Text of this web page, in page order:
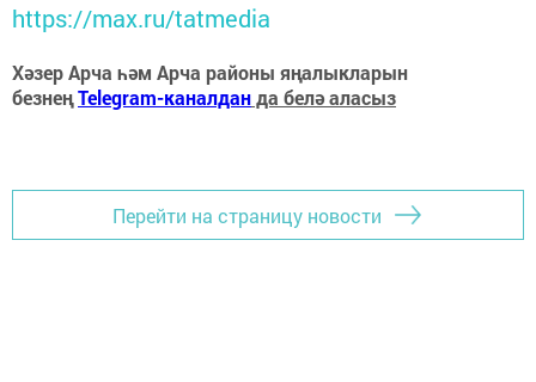
https://max.ru/tatmedia
Хәзер Арча һәм Арча районы яңалыкларын
безнеңTelegram-каналданда белә аласыз
Перейти на страницу новости